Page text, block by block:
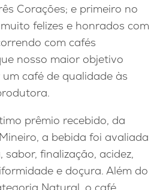
Corações; e primeiro no
felizes e honrados com
com cafés
nosso maior objetivo
café de qualidade às
prêmio recebido, da
a bebida foi avaliada
finalização, acidez,
e doçura. Além do
Natural, o café